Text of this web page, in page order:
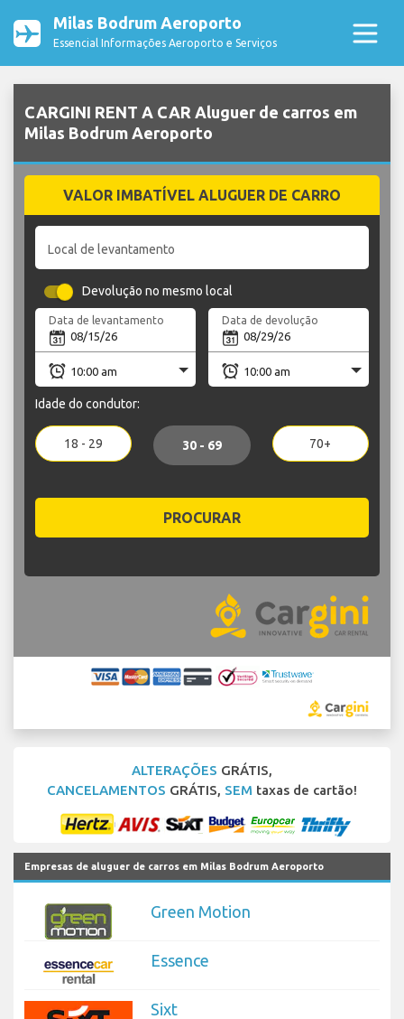
Milas Bodrum Aeroporto
Essencial Informações Aeroporto e Serviços
CARGINI RENT A CAR Aluguer de carros em
Milas Bodrum Aeroporto
VALOR IMBATÍVEL ALUGUER DE CARRO
Local de levantamento
Devolução no mesmo local
Data de levantamento Data de devolução
Idade do condutor:
18 - 29 30 - 69 70+
PROCURAR
ALTERAÇÕES GRÁTIS,
CANCELAMENTOS GRÁTIS, SEM taxas de cartão!
Empresas de aluguer de carros em Milas Bodrum Aeroporto
Green Motion
Essence
Sixt